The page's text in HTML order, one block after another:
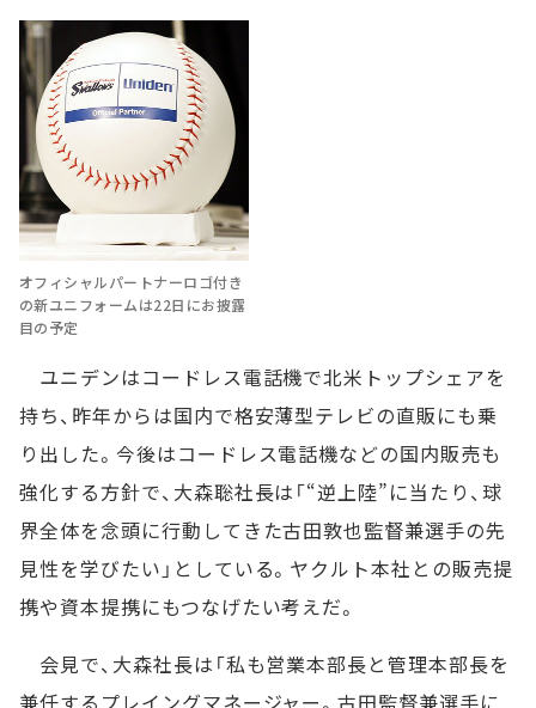
オフィシャルパートナーロゴ付き
の新ユニフォームは22日にお披露
目の予定
ユニデンはコードレス電話機で北米トップシェアを
持ち、昨年からは国内で格安薄型テレビの直販にも乗
り出した。今後はコードレス電話機などの国内販売も
強化する方針で、大森聡社長は「“逆上陸”に当たり、球
界全体を念頭に行動してきた古田敦也監督兼選手の先
見性を学びたい」としている。ヤクルト本社との販売提
携や資本提携にもつなげたい考えだ。
会見で、大森社長は「私も営業本部長と管理本部長を
兼任するプレイングマネージャー。古田監督兼選手に